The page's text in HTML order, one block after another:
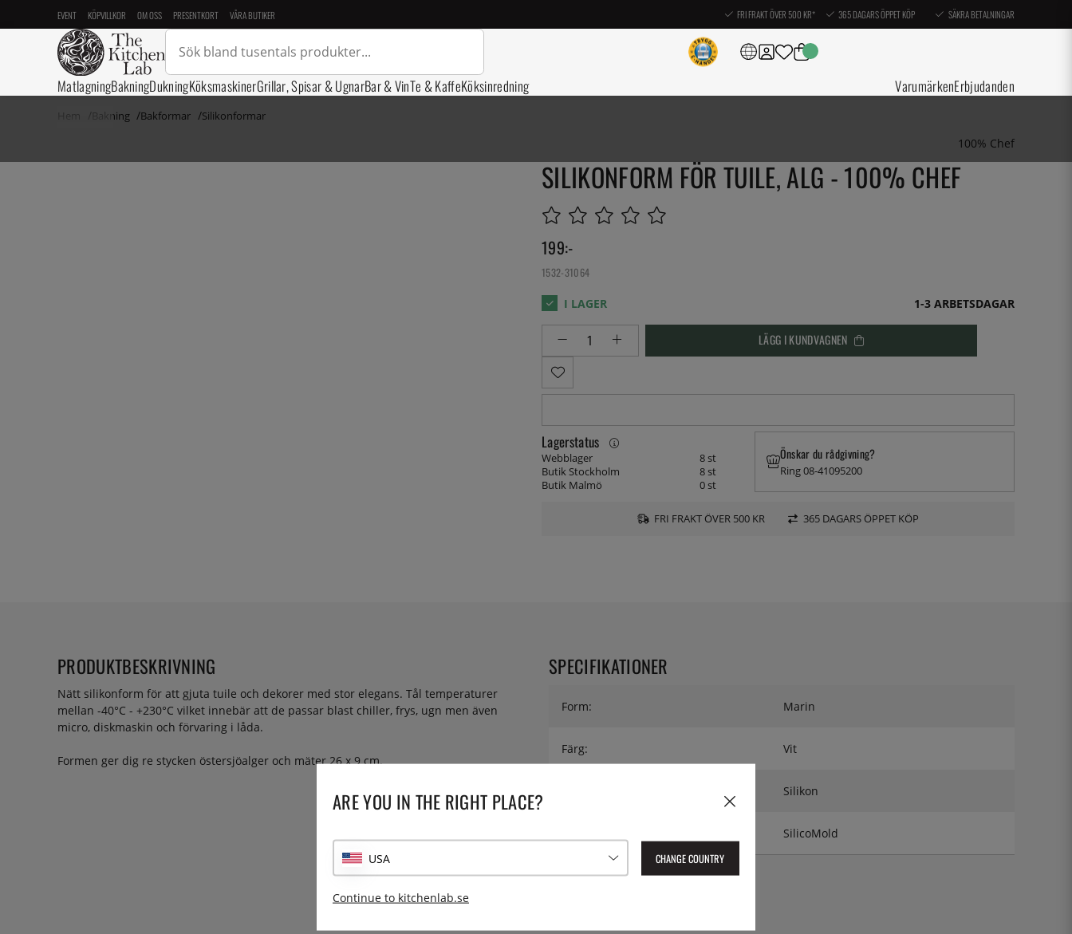
EVENT KÖPVILLKOR OM OSS PRESENTKORT VÅRA BUTIKER FRI FRAKT ÖVER 500 KR* 365 DAGARS ÖPPET KÖP SÄKRA BETALNINGAR
MatlagningBakningDukningKöksmaskinerGrillar, Spisar & UgnarBar & VinTe & KaffeKöksinredning VarumärkenErbjudanden
Bakning Bakformar Silikonformar
100% Chef
SILIKONFORM FÖR TUILE, ALG - 100% CHEF
199:-
1532-31064
1-3 ARBETSDAGAR
LÄGG I KUNDVAGNEN
Lagerstatus
Webblager
8 st
Butik Stockholm
8 st
Butik Malmö
0 st
Önskar du rådgivning?
Ring 08-41095200
FRI FRAKT ÖVER 500 KR 365 DAGARS ÖPPET KÖP
PRODUKTBESKRIVNING
Nätt silikonform för att gjuta tuile och dekorer med stor elegans. Tål temperaturer
mellan -40°C - +230°C vilket innebär att de passar blast chiller, frys, ugn men även
micro, diskmaskin och förvaring i låda.
Formen ger dig re stycken östersjöalger och mäter 26 x 9 cm.
SPECIFIKATIONER
Form: Marin
Färg: Vit
Silikon
SilicoMold
Lev. artikelnummer:60/0036
ARE YOU IN THE RIGHT PLACE?
USA CHANGE COUNTRY
Continue to kitchenlab.se